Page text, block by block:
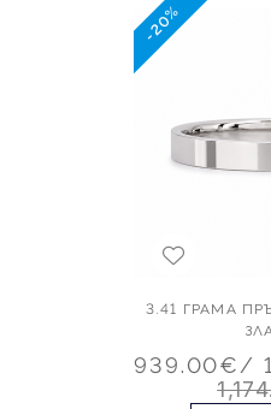
-20%
3.41 ГРАМА
939.00€/